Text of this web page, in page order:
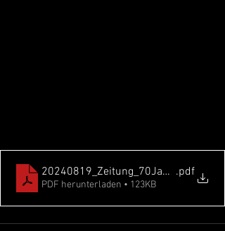
.pdf
PDF herunterladen • 123KB